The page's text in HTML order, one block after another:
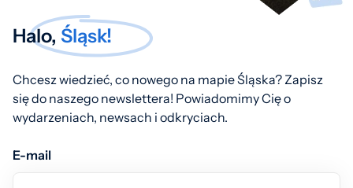
Halo, Śląsk!
Chcesz wiedzieć, co nowego na mapie Śląska? Zapisz
się do naszego newslettera! Powiadomimy Cię o
wydarzeniach, newsach i odkryciach.
E-mail